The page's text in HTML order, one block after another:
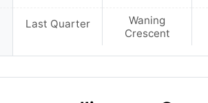
Last Quarter
Waning
Crescent